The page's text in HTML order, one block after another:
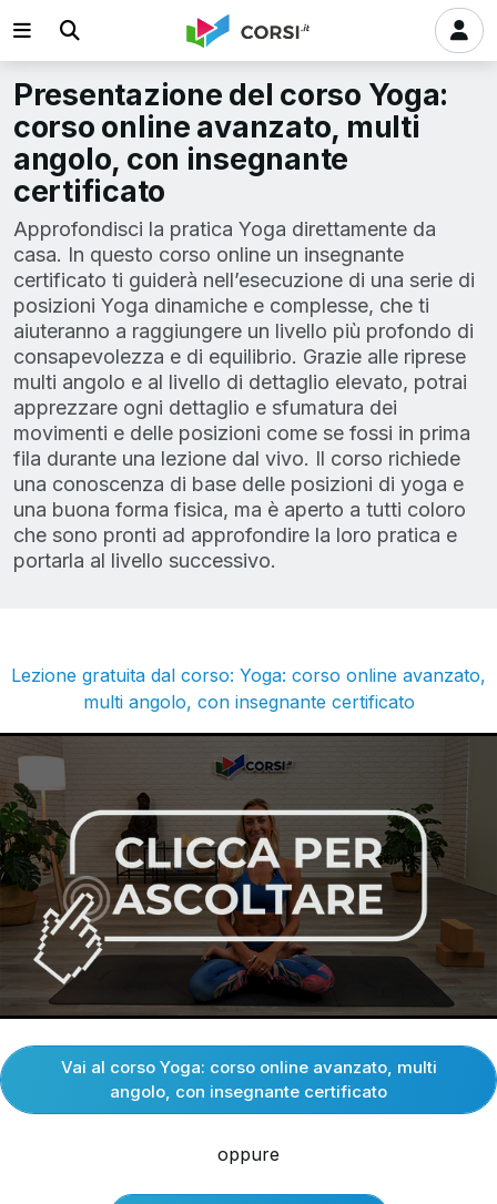
Presentazione del corso Yoga:
corso online avanzato, multi
angolo, con insegnante
certificato
Approfondisci la pratica Yoga direttamente da
casa. In questo corso online un insegnante
certificato ti guiderà nell’esecuzione di una serie di
posizioni Yoga dinamiche e complesse, che ti
aiuteranno a raggiungere un livello più profondo di
consapevolezza e di equilibrio. Grazie alle riprese
multi angolo e al livello di dettaglio elevato, potrai
apprezzare ogni dettaglio e sfumatura dei
movimenti e delle posizioni come se fossi in prima
fila durante una lezione dal vivo. Il corso richiede
una conoscenza di base delle posizioni di yoga e
una buona forma fisica, ma è aperto a tutti coloro
che sono pronti ad approfondire la loro pratica e
portarla al livello successivo.
Lezione gratuita dal corso: Yoga: corso online avanzato,
multi angolo, con insegnante certificato
Vai al corso Yoga: corso online avanzato, multi
angolo, con insegnante certificato
oppure